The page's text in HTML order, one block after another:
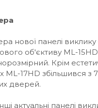
нової панелі виклику
об'єктиву ML-
Крім
ML-17HD збільшився з
дверей.
актуальні панелі